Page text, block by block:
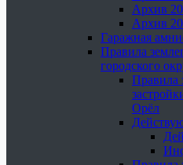
Архив
Архив
Гаражная
Правила
городского
Правила
Орёл